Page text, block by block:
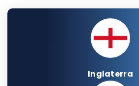
Inglaterra